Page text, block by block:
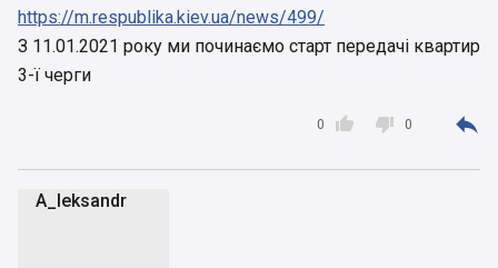
https://m.respublika.kiev.ua/news/499/
З 11.01.2021 року ми починаємо старт передачі квартир
3-ї черги

0  0 
A_leksandr